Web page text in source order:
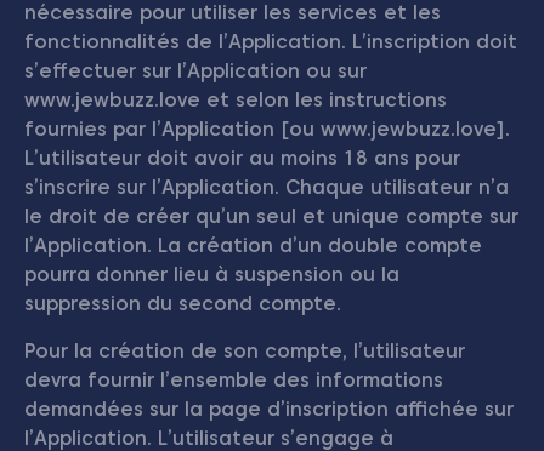
nécessaire pour utiliser les services et les
fonctionnalités de l’Application. L’inscription doit
s’effectuer sur l’Application ou sur
www.jewbuzz.love et selon les instructions
fournies par l’Application [ou www.jewbuzz.love].
L’utilisateur doit avoir au moins 18 ans pour
s’inscrire sur l’Application. Chaque utilisateur n’a
le droit de créer qu’un seul et unique compte sur
l’Application. La création d’un double compte
pourra donner lieu à suspension ou la
suppression du second compte.
Pour la création de son compte, l’utilisateur
devra fournir l’ensemble des informations
demandées sur la page d’inscription affichée sur
l’Application. L’utilisateur s’engage à